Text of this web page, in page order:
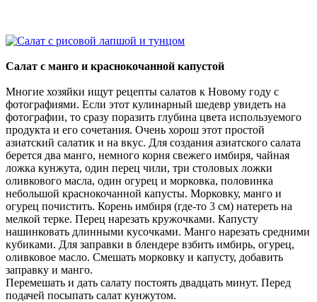
Салат с манго и краснокочанной капустой
Многие хозяйки ищут рецепты салатов к Новому году с
фотографиями. Если этот кулинарный шедевр увидеть на
фотографии, то сразу поразить глубина цвета используемого
продукта и его сочетания. Очень хорош этот простой
азиатский салатик и на вкус. Для создания азиатского салата
берется два манго, немного корня свежего имбиря, чайная
ложка кунжута, один перец чили, три столовых ложки
оливкового масла, один огурец и морковка, половинка
небольшой краснокочанной капусты. Морковку, манго и
огурец почистить. Корень имбиря (где-то 3 см) натереть на
мелкой терке. Перец нарезать кружочками. Капусту
нашинковать длинными кусочками. Манго нарезать средними
кубиками. Для заправки в блендере взбить имбирь, огурец,
оливковое масло. Смешать морковку и капусту, добавить
заправку и манго.
Перемешать и дать салату постоять двадцать минут. Перед
подачей посыпать салат кунжутом.